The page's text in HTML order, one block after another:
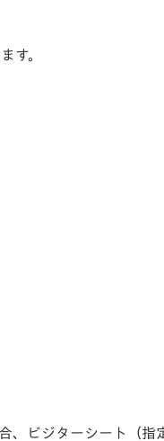
す。
ビジターシート（指